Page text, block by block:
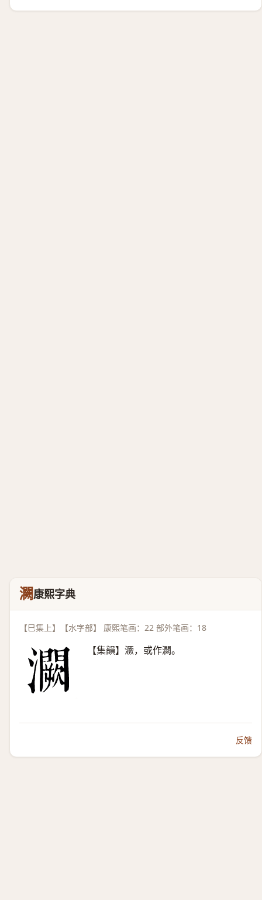
灍康熙字典
【巳集上】【水字部】 康熙笔画：22 部外笔画：18
【集韻】㵐，或作灍。
反馈